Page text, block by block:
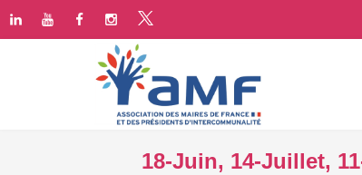
18-Juin, 14-Juillet,